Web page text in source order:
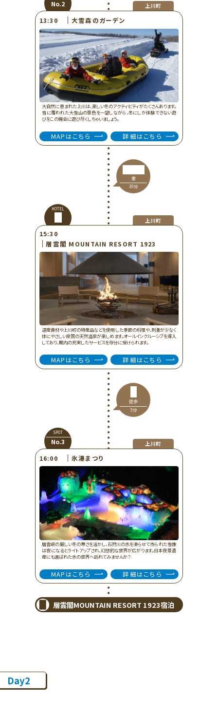
No.2 上川町
13:30 大雪森のガーデン
大自然に恵まれた上川は、楽しい冬のアクティビティがたくさんあります。
雪に覆われた大雪山の景色を一望しながら、冬にしか体験できない遊
びをこの機会に遊び尽くしちゃいましょう。
MAPはこちら 詳細はこちら
車
30分
HOTEL
上川町
15:30
層雲閣 MOUNTAIN RESORT 1923
道産食材や上川町の特産品などを使用した季節の料理や、刺激が少なく
体にやさしい泉質の天然温泉が楽しめます。オールインクルーシブを導入
しており、館内の充実したサービスを存分に受けられます。
MAPはこちら 詳細はこちら
徒歩
5分
SPOT
No.3 上川町
16:00 氷瀑まつり
層雲峡の厳しい冬の寒さを活かし、石狩川の水を凍らせて作られた雪像
は夜になるとライトアップされ、幻想的な世界が広がります。日本夜景遺
産にも選ばれた氷の世界へ訪れてみませんか？
MAPはこちら 詳細はこちら
層雲閣MOUNTAIN RESORT 1923宿泊
Day2